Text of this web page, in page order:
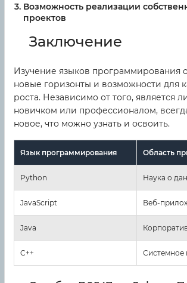
Возможность реализации
проектов
Заключение
Изучение языков программирования
новые горизонты и возможности для
роста. Независимо от того, является
новичком или профессионалом,
новое, что можно узнать и освоить.
Язык программирования Область
Python Наука о
JavaScript Веб-
Java
C++ Системное